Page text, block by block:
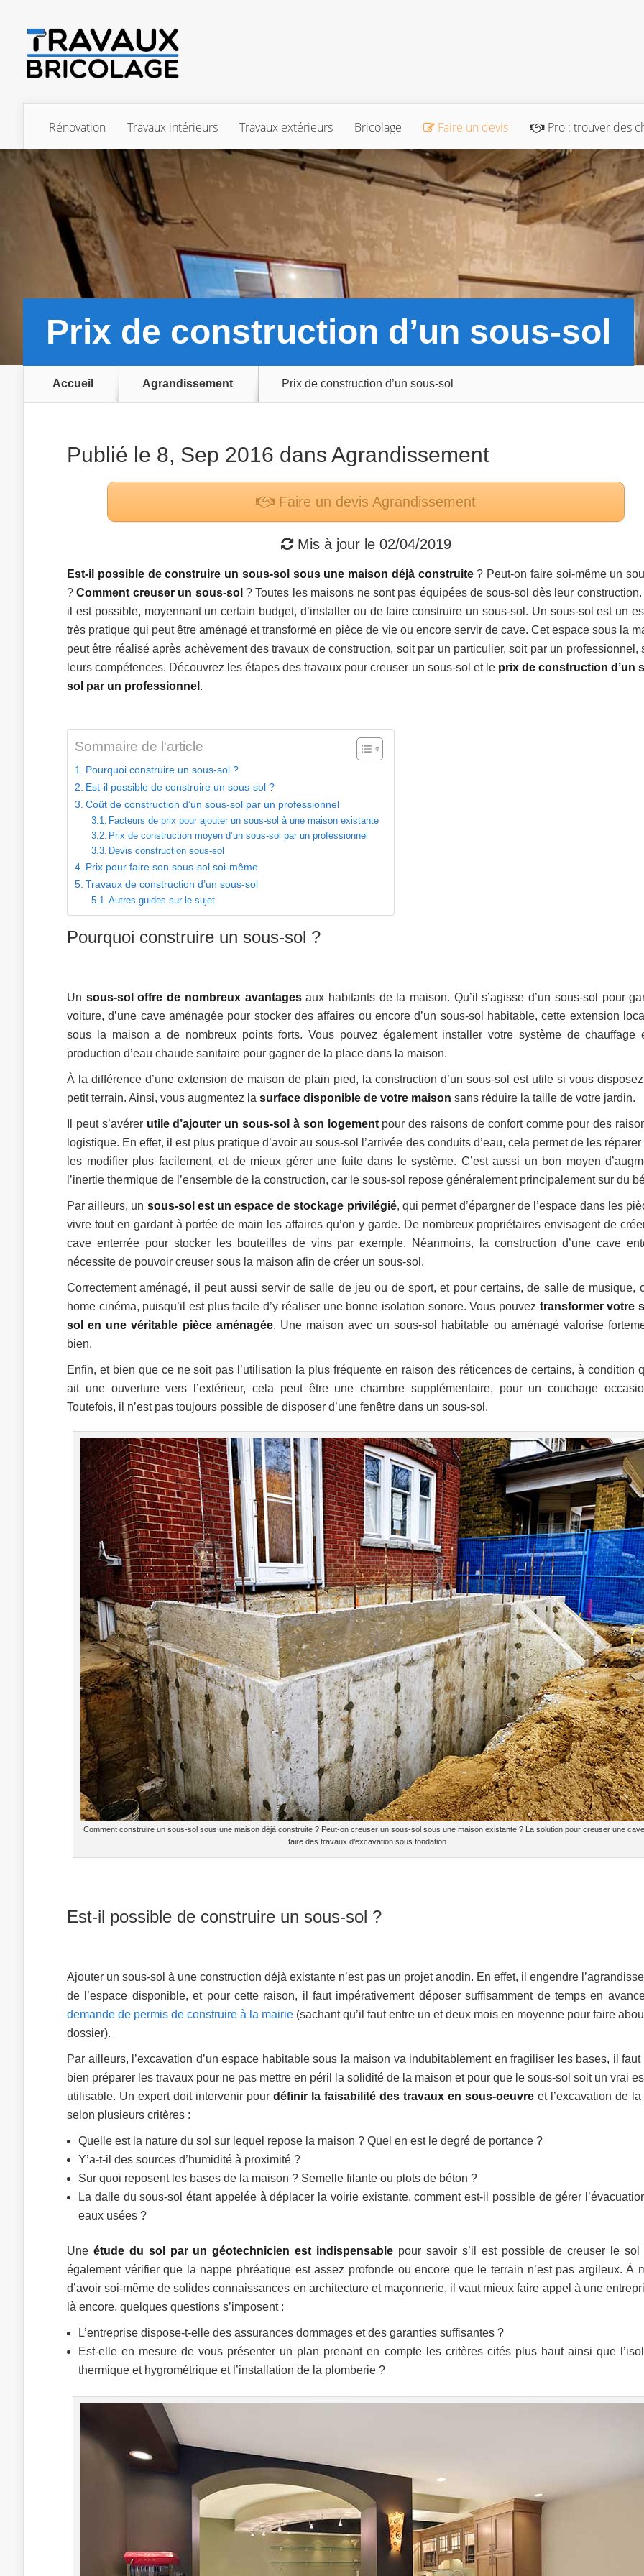
Rénovation Travaux intérieurs Travaux extérieurs Bricolage Faire un devis Pro : trouver des
Prix de construction d’un sous-sol
Accueil Agrandissement Prix de construction d’un sous-sol
Publié le 8, Sep 2016 dans Agrandissement
Faire un devis Agrandissement
Mis à jour le 02/04/2019
Est-il possible de construire un sous-sol sous une maison déjà construite? Peut-on faire soi-même un
?Comment creuser un sous-sol ? Toutes les maisons ne sont pas équipées de sous-sol dès leur
il est possible, moyennant un certain budget, d’installer ou de faire construire un sous-sol. Un sous-sol est un
très pratique qui peut être aménagé et transformé en pièce de vie ou encore servir de cave. Cet espace sous la
peut être réalisé après achèvement des travaux de construction, soit par un particulier, soit par un professionnel,
leurs compétences. Découvrez les étapes des travaux pour creuser un sous-sol et le prix de construction d’un
sol par un professionnel .
Sommaire de l'article
Pourquoi construire un sous-sol ?
Est-il possible de construire un sous-sol ?
Coût de construction d’un sous-sol par un professionnel
Facteurs de prix pour ajouter un sous-sol à une maison existante
Prix de construction moyen d’un sous-sol par un professionnel
Devis construction sous-sol
Prix pour faire son sous-sol soi-même
Travaux de construction d’un sous-sol
Autres guides sur le sujet
Pourquoi construire un sous-sol ?
Un sous-sol offre de nombreux avantagesaux habitants de la maison. Qu’il s’agisse d’un sous-sol pour
voiture, d’une cave aménagée pour stocker des affaires ou encore d’un sous-sol habitable, cette extension
sous la maison a de nombreux points forts. Vous pouvez également installer votre système de chauffage
production d’eau chaude sanitaire pour gagner de la place dans la maison.
À la différence d’une extension de maison de plain pied, la construction d’un sous-sol est utile si vous disposez
petit terrain. Ainsi, vous augmentez la surface disponible de votre maison sans réduire la taille de votre jardin.
Il peut s’avérer utile d’ajouter un sous-sol à son logementpour des raisons de confort comme pour des
logistique. En effet, il est plus pratique d’avoir au sous-sol l’arrivée des conduits d’eau, cela permet de les réparer
les modifier plus facilement, et de mieux gérer une fuite dans le système. C’est aussi un bon moyen
l’inertie thermique de l’ensemble de la construction, car le sous-sol repose généralement principalement sur du
Par ailleurs, un sous-sol est un espace de stockage privilégié, qui permet d’épargner de l’espace dans les
vivre tout en gardant à portée de main les affaires qu’on y garde. De nombreux propriétaires envisagent de
cave enterrée pour stocker les bouteilles de vins par exemple. Néanmoins, la construction d’une cave
nécessite de pouvoir creuser sous la maison afin de créer un sous-sol.
Correctement aménagé, il peut aussi servir de salle de jeu ou de sport, et pour certains, de salle de musique,
home cinéma, puisqu’il est plus facile d’y réaliser une bonne isolation sonore. Vous pouvez transformer votre
sol en une véritable pièce aménagée. Une maison avec un sous-sol habitable ou aménagé valorise
bien.
Enfin, et bien que ce ne soit pas l’utilisation la plus fréquente en raison des réticences de certains, à condition
ait une ouverture vers l’extérieur, cela peut être une chambre supplémentaire, pour un couchage
Toutefois, il n’est pas toujours possible de disposer d’une fenêtre dans un sous-sol.
Comment construire un sous-sol sous une maison déjà construite ? Peut-on creuser un sous-sol sous une maison existante ? La solution pour creuser une
faire des travaux d’excavation sous fondation.
Est-il possible de construire un sous-sol ?
Ajouter un sous-sol à une construction déjà existante n’est pas un projet anodin. En effet, il engendre
de l’espace disponible, et pour cette raison, il faut impérativement déposer suffisamment de temps en
demande de permis de construire à la mairie (sachant qu’il faut entre un et deux mois en moyenne pour faire
dossier).
Par ailleurs, l’excavation d’un espace habitable sous la maison va indubitablement en fragiliser les bases, il faut
bien préparer les travaux pour ne pas mettre en péril la solidité de la maison et pour que le sous-sol soit un vrai
utilisable. Un expert doit intervenir pour définir la faisabilité des travaux en sous-oeuvre et l’excavation de
selon plusieurs critères :
Quelle est la nature du sol sur lequel repose la maison ? Quel en est le degré de portance ?
Y’a-t-il des sources d’humidité à proximité ?
Sur quoi reposent les bases de la maison ? Semelle filante ou plots de béton ?
La dalle du sous-sol étant appelée à déplacer la voirie existante, comment est-il possible de gérer
eaux usées ?
Une étude du sol par un géotechnicien est indispensable pour savoir s’il est possible de creuser le sol
également vérifier que la nappe phréatique est assez profonde ou encore que le terrain n’est pas argileux. À
d’avoir soi-même de solides connaissances en architecture et maçonnerie, il vaut mieux faire appel à une
là encore, quelques questions s’imposent :
L’entreprise dispose-t-elle des assurances dommages et des garanties suffisantes ?
Est-elle en mesure de vous présenter un plan prenant en compte les critères cités plus haut ainsi que
thermique et hygrométrique et l’installation de la plomberie ?